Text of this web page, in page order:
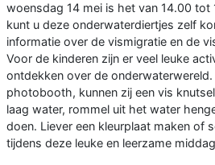
woensdag 14 mei is het van 14.00 tot
kunt u deze onderwaterdiertjes zelf
informatie over de vismigratie en de
Voor de kinderen zijn er veel leuke
ontdekken over de
photobooth, kunnen zij een vis
laag water, rommel uit het water
doen. Liever een kleurplaat maken of
tijdens deze leuke en leerzame